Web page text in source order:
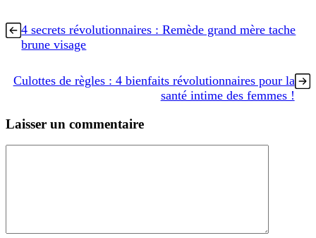
4 secrets révolutionnaires : Remède grand mère tache
brune visage
Culottes de règles : 4 bienfaits révolutionnaires pour la
santé intime des femmes !
Laisser un commentaire